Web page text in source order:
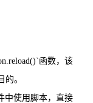
函数，该
。
中使用脚本，直接